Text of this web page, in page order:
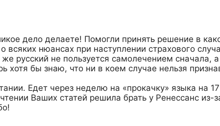
дело делаете! Помогли принять решение в
нюансах при наступлении страхового
русский не пользуется самолечением сначала,
хотя бы знаю, что ни в коем случае нельзя
Едет через неделю на «прокачку» языка на
Ваших статей решила брать у Ренессанс из-